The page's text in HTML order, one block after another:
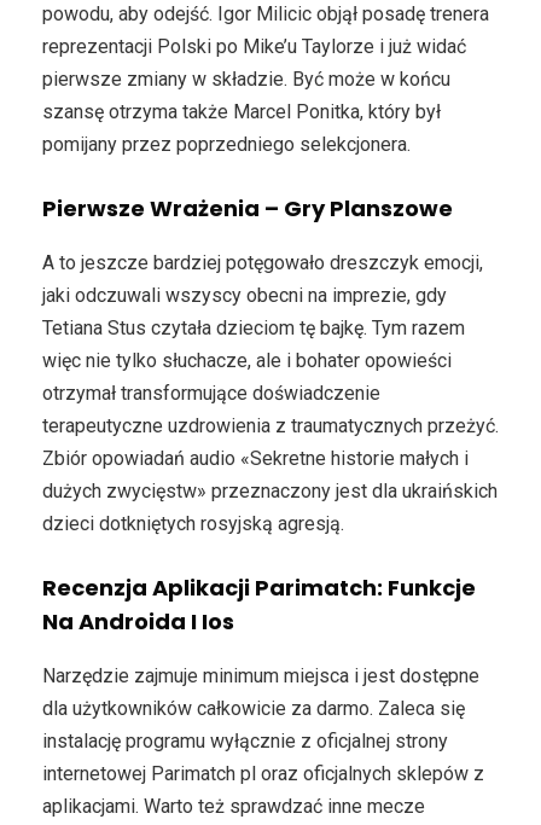
powodu, aby odejść. Igor Milicic objął posadę trenera
reprezentacji Polski po Mike’u Taylorze i już widać
pierwsze zmiany w składzie. Być może w końcu
szansę otrzyma także Marcel Ponitka, który był
pomijany przez poprzedniego selekcjonera.
Pierwsze Wrażenia – Gry Planszowe
A to jeszcze bardziej potęgowało dreszczyk emocji,
jaki odczuwali wszyscy obecni na imprezie, gdy
Tetiana Stus czytała dzieciom tę bajkę. Tym razem
więc nie tylko słuchacze, ale i bohater opowieści
otrzymał transformujące doświadczenie
terapeutyczne uzdrowienia z traumatycznych przeżyć.
Zbiór opowiadań audio «Sekretne historie małych i
dużych zwycięstw» przeznaczony jest dla ukraińskich
dzieci dotkniętych rosyjską agresją.
Recenzja Aplikacji Parimatch: Funkcje
Na Androida I Ios
Narzędzie zajmuje minimum miejsca i jest dostępne
dla użytkowników całkowicie za darmo. Zaleca się
instalację programu wyłącznie z oficjalnej strony
internetowej Parimatch pl oraz oficjalnych sklepów z
aplikacjami. Warto też sprawdzać inne mecze